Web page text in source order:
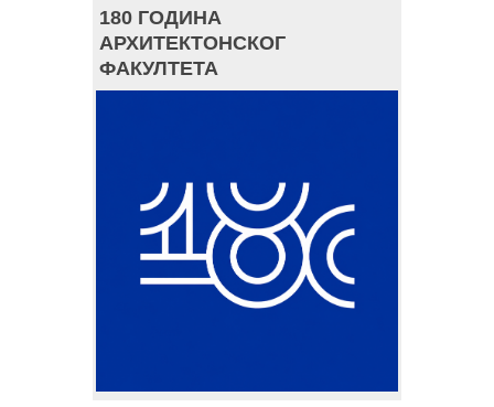
180 ГОДИНА
АРХИТЕКТОНСКОГ
ФАКУЛТЕТА